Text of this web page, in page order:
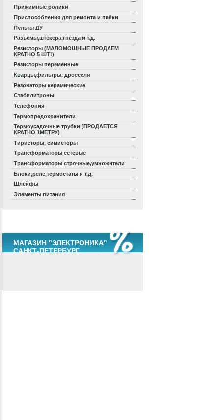
Прижимные ролики
Приспособления для ремонта и пайки
Пульты ДУ
Разъёмы,штекера,гнезда и т.д.
Резисторы (МАЛОМОЩНЫЕ ПРОДАЕМ
КРАТНО 5 ШТ!)
Резисторы переменные
Кварцы,фильтры, дросселя
Резонаторы керамические
Стабилитроны
Телефония
Термопредохранители
Термоусадочные трубки (ПРОДАЕТСЯ
КРАТНО 1МЕТРУ)
Тиристоры, симисторы
Трансформаторы сетевые
Трансформаторы строчные,умножители
Блоки,реле,термостаты и т.д.
Шлейфы
Элементы питания
МАГАЗИН "ЭЛЕКТРОНИКА"
САНКТ-ПЕТЕРБУРГ.